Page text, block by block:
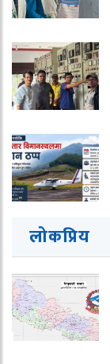
लोकप्रिय